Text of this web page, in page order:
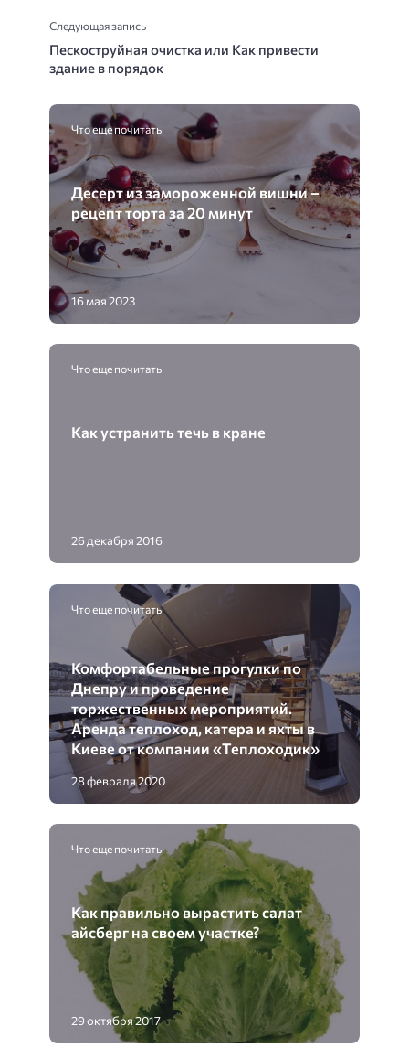
Следующая запись
Пескоструйная очистка или Как привести
здание в порядок
Что еще почитать
Десерт из замороженной вишни –
рецепт торта за 20 минут
16 мая 2023
Что еще почитать
Как устранить течь в кране
26 декабря 2016
Что еще почитать
Комфортабельные прогулки по
Днепру и проведение
торжественных мероприятий.
Аренда теплоход, катера и яхты в
Киеве от компании «Теплоходик»
28 февраля 2020
Что еще почитать
Как правильно вырастить салат
айсберг на своем участке?
29 октября 2017